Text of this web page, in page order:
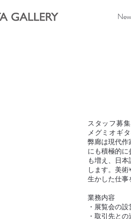
スタッフ募集
メグミオギ
弊廊は現代作
にも積極的
も増え、日
します。美
生かした仕事
業務内容
・展覧会の設
・取引先との